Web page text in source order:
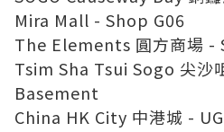
Mira Mall - Shop G06
The Elements 圓方商場 -
Tsim Sha Tsui Sogo 尖沙
Basement
China HK City 中港城 -